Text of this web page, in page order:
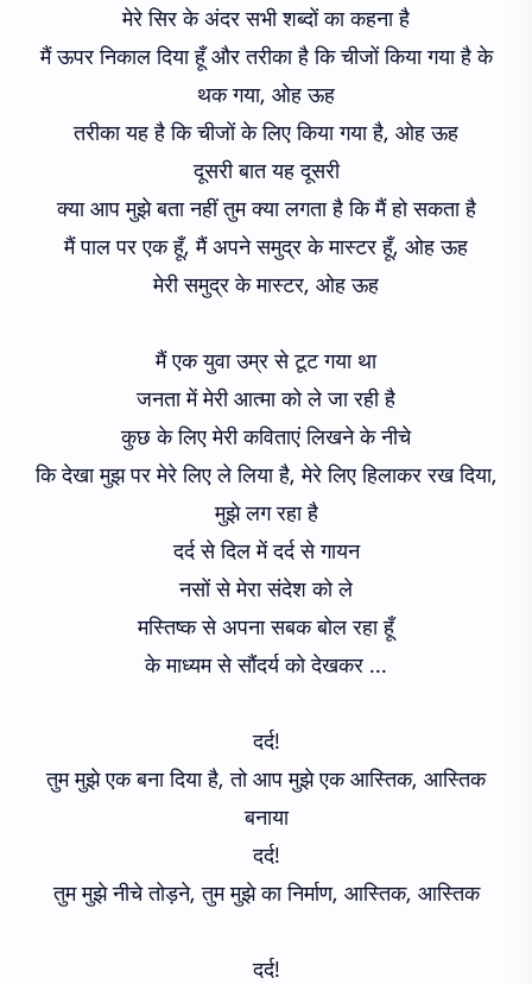
मेरे सिर के अंदर सभी शब्दों का कहना है
मैं ऊपर निकाल दिया हूँ और तरीका है कि चीजों किया गया है के
थक गया, ओह ऊह
तरीका यह है कि चीजों के लिए किया गया है, ओह ऊह
दूसरी बात यह दूसरी
क्या आप मुझे बता नहीं तुम क्या लगता है कि मैं हो सकता है
मैं पाल पर एक हूँ, मैं अपने समुद्र के मास्टर हूँ, ओह ऊह
मेरी समुद्र के मास्टर, ओह ऊह
मैं एक युवा उम्र से टूट गया था
जनता में मेरी आत्मा को ले जा रही है
कुछ के लिए मेरी कविताएं लिखने के नीचे
कि देखा मुझ पर मेरे लिए ले लिया है, मेरे लिए हिलाकर रख दिया,
मुझे लग रहा है
दर्द से दिल में दर्द से गायन
नसों से मेरा संदेश को ले
मस्तिष्क से अपना सबक बोल रहा हूँ
के माध्यम से सौंदर्य को देखकर ...
दर्द!
तुम मुझे एक बना दिया है, तो आप मुझे एक आस्तिक, आस्तिक
बनाया
दर्द!
तुम मुझे नीचे तोड़ने, तुम मुझे का निर्माण, आस्तिक, आस्तिक
दर्द!